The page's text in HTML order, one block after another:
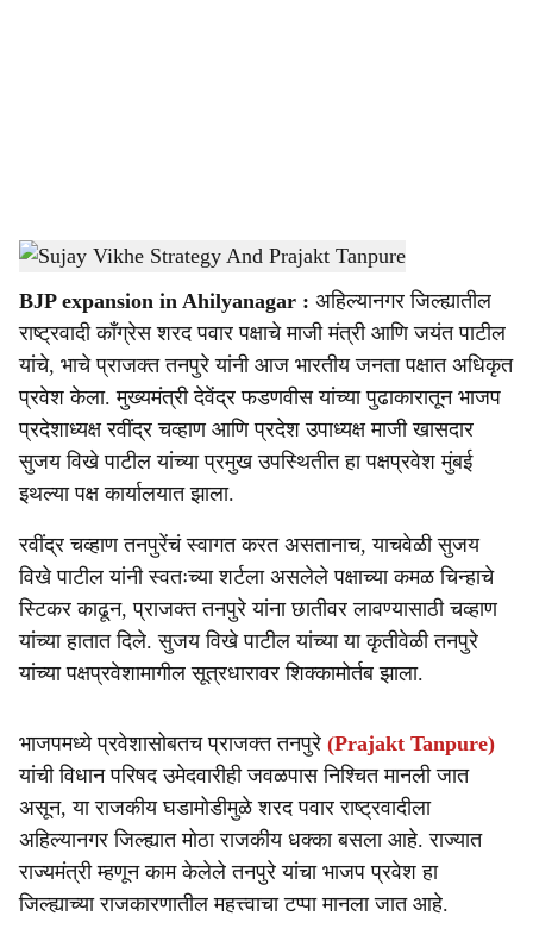
a
r
e
Sujay Vikhe Strategy And Prajakt Tanpure- Sarkarnama
BJP expansion in Ahilyanagar : अहिल्यानगर जिल्ह्यातील
राष्ट्रवादी काँग्रेस शरद पवार पक्षाचे माजी मंत्री आणि जयंत पाटील
यांचे, भाचे प्राजक्त तनपुरे यांनी आज भारतीय जनता पक्षात अधिकृत
प्रवेश केला. मुख्यमंत्री देवेंद्र फडणवीस यांच्या पुढाकारातून भाजप
प्रदेशाध्यक्ष रवींद्र चव्हाण आणि प्रदेश उपाध्यक्ष माजी खासदार
सुजय विखे पाटील यांच्या प्रमुख उपस्थितीत हा पक्षप्रवेश मुंबई
इथल्या पक्ष कार्यालयात झाला.
रवींद्र चव्हाण तनपुरेंचं स्वागत करत असतानाच, याचवेळी सुजय
विखे पाटील यांनी स्वतःच्या शर्टला असलेले पक्षाच्या कमळ चिन्हाचे
स्टिकर काढून, प्राजक्त तनपुरे यांना छातीवर लावण्यासाठी चव्हाण
यांच्या हातात दिले. सुजय विखे पाटील यांच्या या कृतीवेळी तनपुरे
यांच्या पक्षप्रवेशामागील सूत्रधारावर शिक्कामोर्तब झाला.
भाजपमध्ये प्रवेशासोबतच प्राजक्त तनपुरे (Prajakt Tanpure)
यांची विधान परिषद उमेदवारीही जवळपास निश्चित मानली जात
असून, या राजकीय घडामोडीमुळे शरद पवार राष्ट्रवादीला
अहिल्यानगर जिल्ह्यात मोठा राजकीय धक्का बसला आहे. राज्यात
राज्यमंत्री म्हणून काम केलेले तनपुरे यांचा भाजप प्रवेश हा
जिल्ह्याच्या राजकारणातील महत्त्वाचा टप्पा मानला जात आहे.